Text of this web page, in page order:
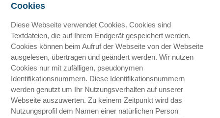
Cookies
Diese Webseite verwendet Cookies. Cookies sind
Textdateien, die auf Ihrem Endgerät gespeichert werden.
Cookies können beim Aufruf der Webseite von der Webseite
ausgelesen, übertragen und geändert werden. Wir nutzen
Cookies nur mit zufälligen, pseudonymen
Identifikationsnummern. Diese Identifikationsnummern
werden genutzt um Ihr Nutzungsverhalten auf unserer
Webseite auszuwerten. Zu keinem Zeitpunkt wird das
Nutzungsprofil dem Namen einer natürlichen Person